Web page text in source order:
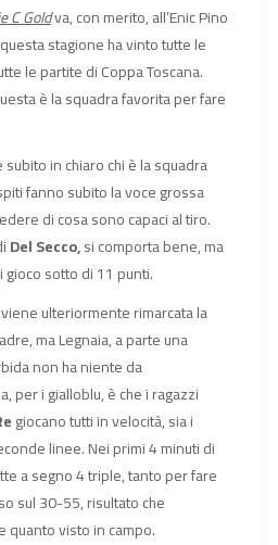
C Goldva, con merito, all’Enic Pino
stagione ha vinto tutte le
le partite di Coppa Toscana.
è la squadra favorita per fare
subito in chiaro chi è la squadra
fanno subito la voce grossa
di cosa sono capaci al tiro.
Del Secco,si comporta bene, ma
sotto di 11 punti.
viene ulteriormente rimarcata la
ma Legnaia, a parte una
non ha niente da
per i gialloblu, è che i ragazzi
giocano tutti in velocità, sia i
linee. Nei primi 4 minuti di
a segno 4 triple, tanto per fare
sul 30-55, risultato che
quanto visto in campo.